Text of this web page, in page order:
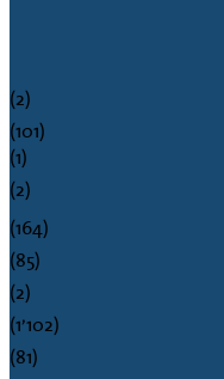
(2)
(101)
(1)
(2)
(164)
(85)
(2)
(1٬102)
(81)